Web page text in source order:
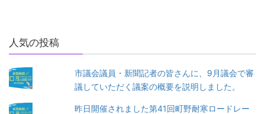
人気の投稿
市議会議員・新聞記者の皆さんに、9月議会で審
議していただく議案の概要を説明しました。
昨日開催されました第41回町野耐寒ロードレー